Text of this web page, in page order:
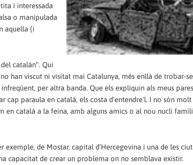
i interessada
o manipulada
aquella (i
catalán". Qui
han viscut ni visitat mai Catalunya, més enllà de trobar-
per altra banda. Que els expliquin als meus
cap paraula en català, els costa d’entendre'l. I no són
en català a la feina, amb alguns amics o al nou nucli
de Mostar, capital d’Hercegovina i una de les
capacitat de crear un problema on no semblava existir.